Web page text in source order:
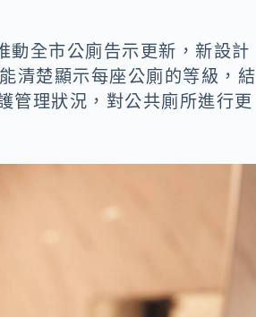
動全市公廁告示更新，新設計
清楚顯示每座公廁的等級，結
管理狀況，對公共廁所進行更